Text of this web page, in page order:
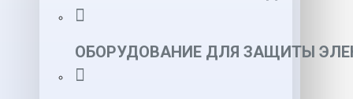
ОБОРУДОВАНИЕ ДЛЯ ЗАЩИТЫ